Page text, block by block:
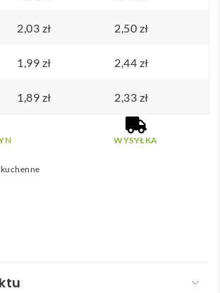
2,03 zł 2,50 zł
1,99 zł 2,44 zł
1,89 zł 2,33 zł
WYSYŁKA